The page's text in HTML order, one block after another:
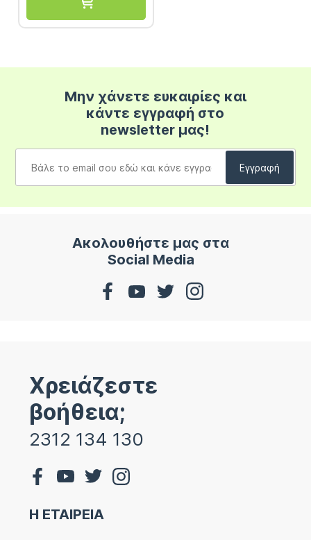
Μην χάνετε ευκαιρίες και
κάντε εγγραφή στο
newsletter μας!
Ακολουθήστε μας στα
Social Media
Χρειάζεστε
βοήθεια;
2312 134 130
Η ΕΤΑΙΡΕΙΑ